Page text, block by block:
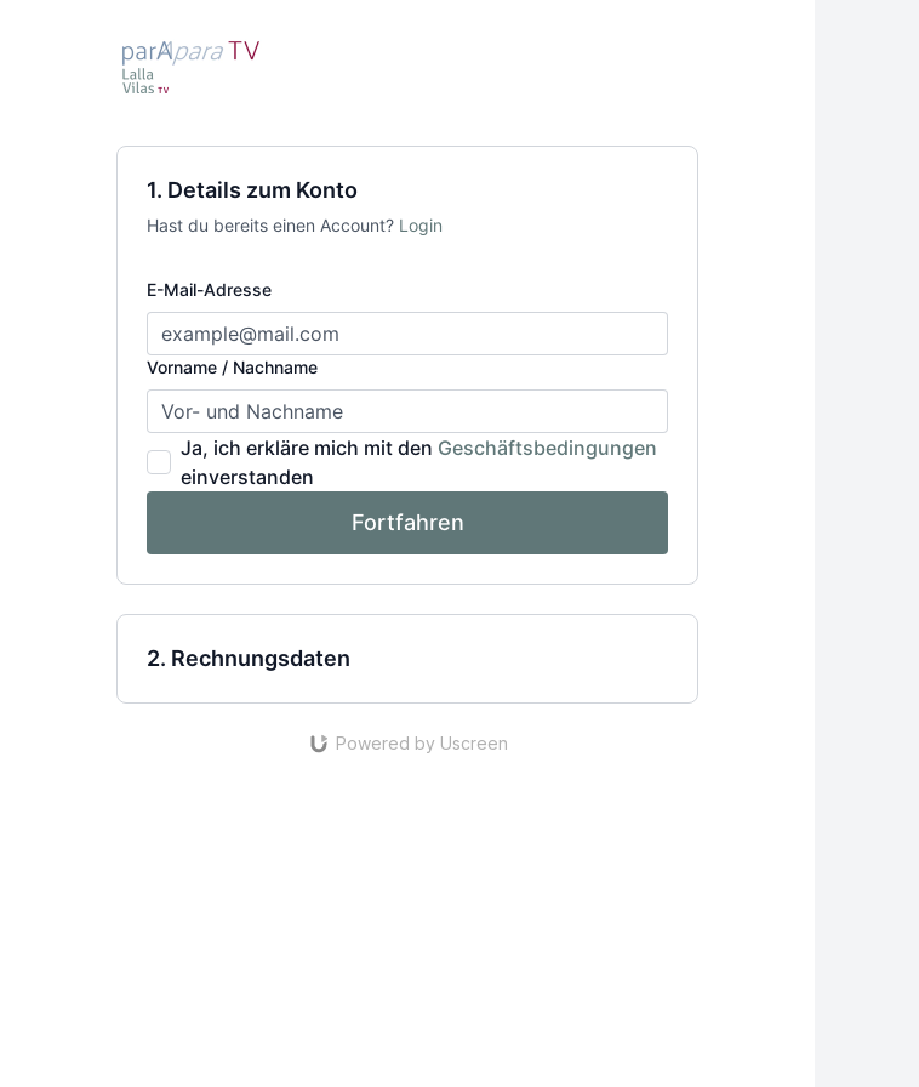
1. Details zum Konto
Hast du bereits einen Account? Login
E-Mail-Adresse
Vorname / Nachname
Ja, ich erkläre mich mit den Geschäftsbedingungen
einverstanden
Fortfahren
2. Rechnungsdaten
Powered by Uscreen